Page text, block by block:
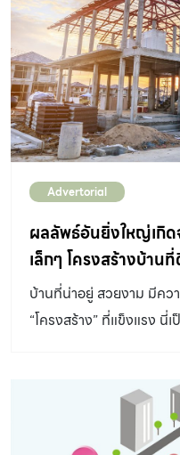
Advertorial
ผลลัพธ์อันยิ่งใหญ่เกิด
เล็กๆ โครงสร้างบ้าน
(ปูนซีเมนต์) ข้างในที่
บ้านที่น่าอยู่ สวยงาม มีคว
“โครงสร้าง” ที่แข็งแรง